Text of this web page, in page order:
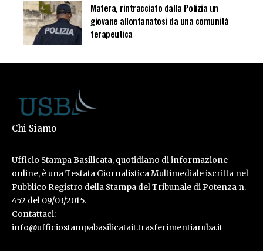
Matera, rintracciato dalla Polizia un
giovane allontanatosi da una comunità
terapeutica
Chi Siamo
Ufficio Stampa Basilicata, quotidiano di informazione
online, è una Testata Giornalistica Multimediale iscritta nel
Pubblico Registro della Stampa del Tribunale di Potenza n.
452 del 09/03/2015.
Contattaci:
info@ufficiostampabasilicatait.trasferimentiaruba.it